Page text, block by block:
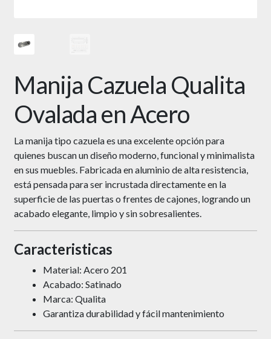
Manija Cazuela Qualita
Ovalada en Acero
La manija tipo cazuela es una excelente opción para
quienes buscan un diseño moderno, funcional y minimalista
en sus muebles. Fabricada en aluminio de alta resistencia,
está pensada para ser incrustada directamente en la
superficie de las puertas o frentes de cajones, logrando un
acabado elegante, limpio y sin sobresalientes.
Caracteristicas
Material: Acero 201
Acabado: Satinado
Marca: Qualita
Garantiza durabilidad y fácil mantenimiento